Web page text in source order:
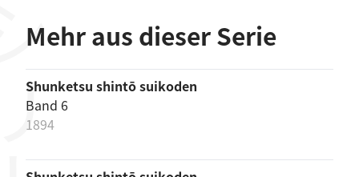
Mehr aus dieser Serie
Shunketsu shintō suikoden
Band 6
1894